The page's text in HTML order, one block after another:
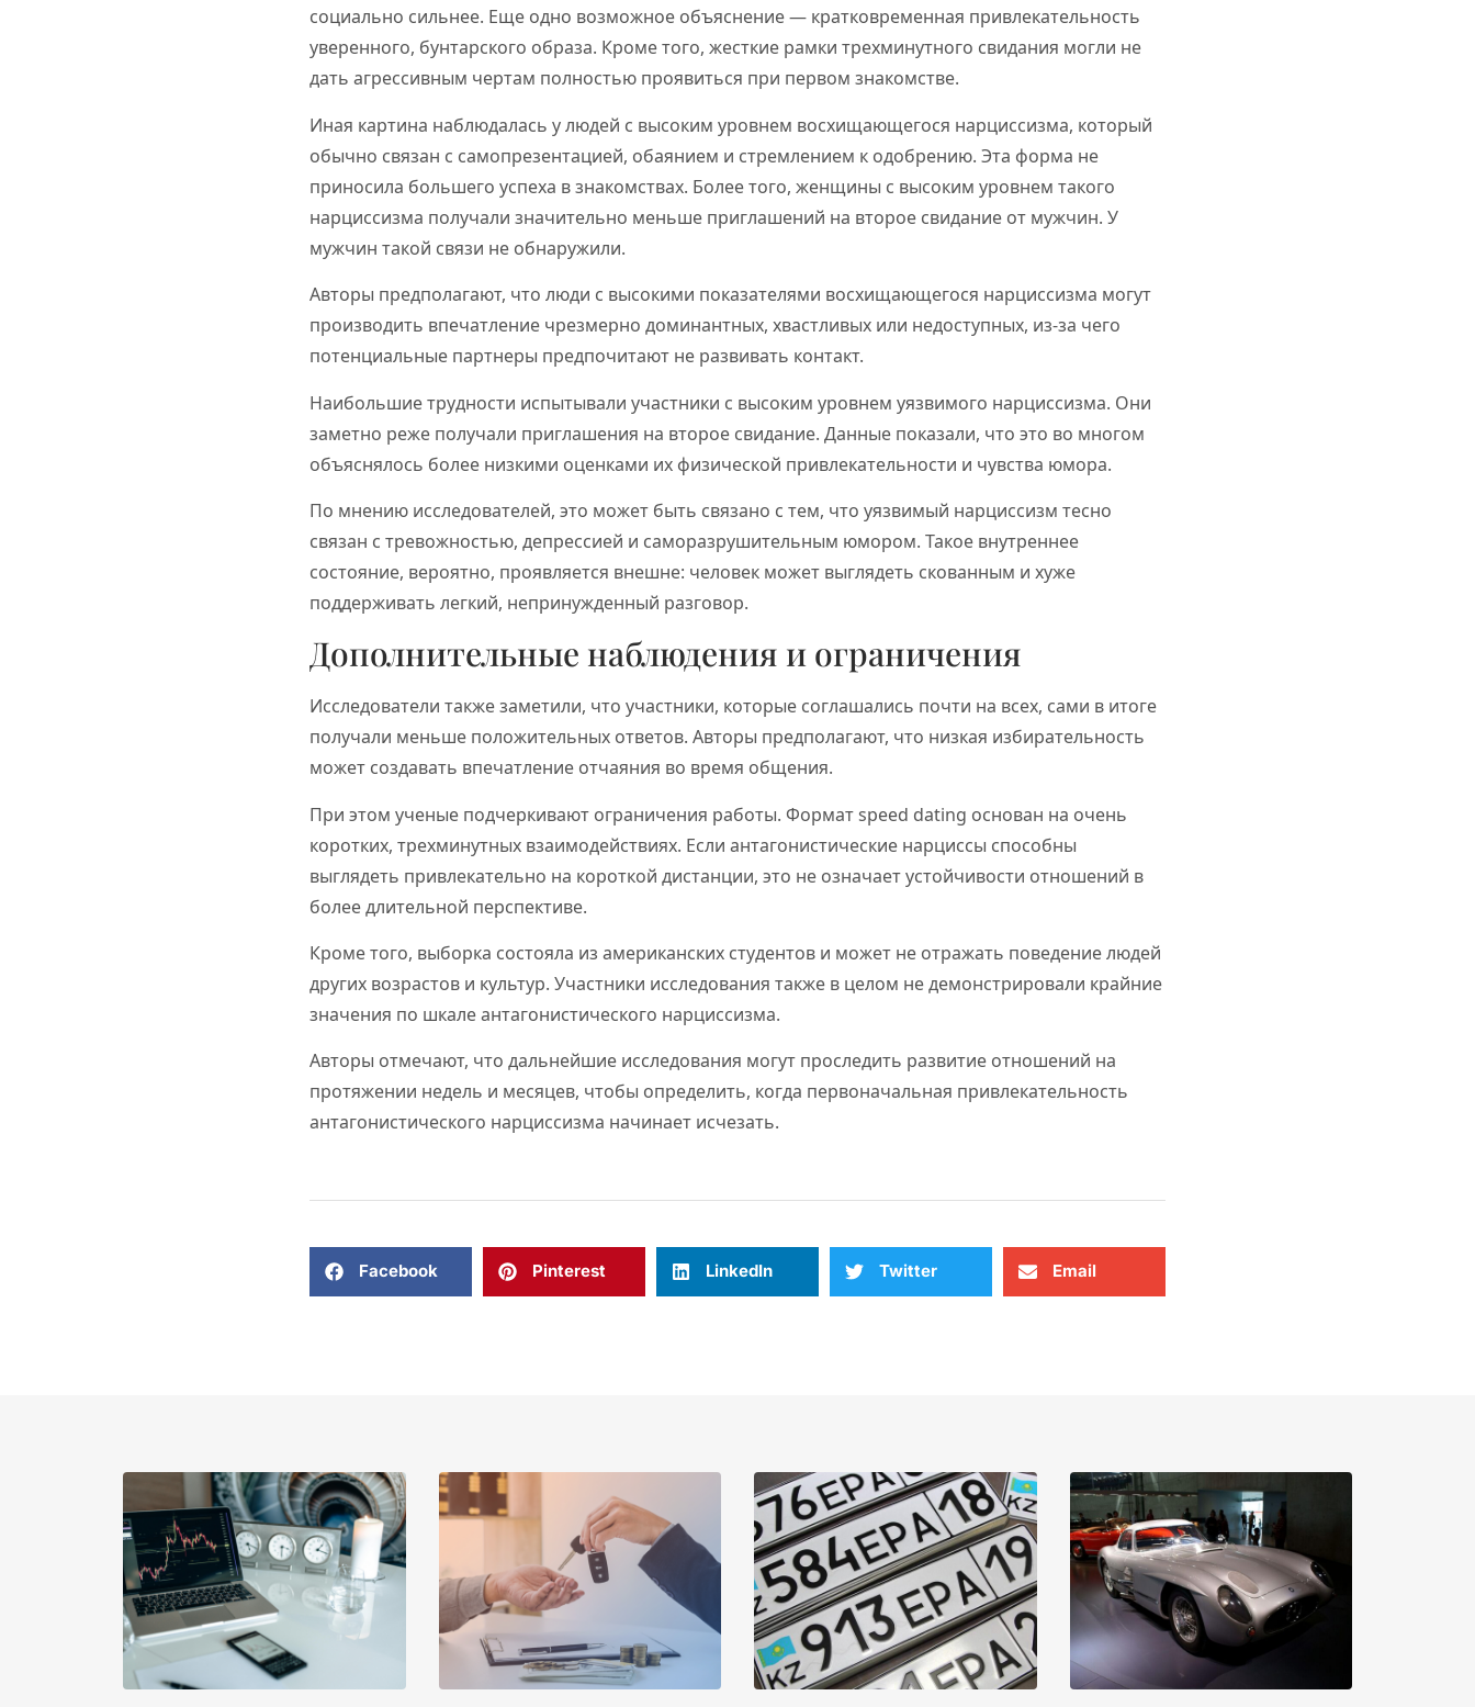
социально сильнее. Еще одно возможное объяснение — кратковременная привлекательность
уверенного, бунтарского образа. Кроме того, жесткие рамки трехминутного свидания могли не
дать агрессивным чертам полностью проявиться при первом знакомстве.
Иная картина наблюдалась у людей с высоким уровнем восхищающегося нарциссизма, который
обычно связан с самопрезентацией, обаянием и стремлением к одобрению. Эта форма не
приносила большего успеха в знакомствах. Более того, женщины с высоким уровнем такого
нарциссизма получали значительно меньше приглашений на второе свидание от мужчин. У
мужчин такой связи не обнаружили.
Авторы предполагают, что люди с высокими показателями восхищающегося нарциссизма могут
производить впечатление чрезмерно доминантных, хвастливых или недоступных, из-за чего
потенциальные партнеры предпочитают не развивать контакт.
Наибольшие трудности испытывали участники с высоким уровнем уязвимого нарциссизма. Они
заметно реже получали приглашения на второе свидание. Данные показали, что это во многом
объяснялось более низкими оценками их физической привлекательности и чувства юмора.
По мнению исследователей, это может быть связано с тем, что уязвимый нарциссизм тесно
связан с тревожностью, депрессией и саморазрушительным юмором. Такое внутреннее
состояние, вероятно, проявляется внешне: человек может выглядеть скованным и хуже
поддерживать легкий, непринужденный разговор.
Дополнительные наблюдения и ограничения
Исследователи также заметили, что участники, которые соглашались почти на всех, сами в итоге
получали меньше положительных ответов. Авторы предполагают, что низкая избирательность
может создавать впечатление отчаяния во время общения.
При этом ученые подчеркивают ограничения работы. Формат speed dating основан на очень
коротких, трехминутных взаимодействиях. Если антагонистические нарциссы способны
выглядеть привлекательно на короткой дистанции, это не означает устойчивости отношений в
более длительной перспективе.
Кроме того, выборка состояла из американских студентов и может не отражать поведение людей
других возрастов и культур. Участники исследования также в целом не демонстрировали крайние
значения по шкале антагонистического нарциссизма.
Авторы отмечают, что дальнейшие исследования могут проследить развитие отношений на
протяжении недель и месяцев, чтобы определить, когда первоначальная привлекательность
антагонистического нарциссизма начинает исчезать.
Facebook Pinterest LinkedIn Twitter Email